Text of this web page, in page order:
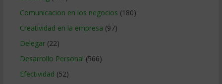
Comunicacion en los negocios (180)
Creatividad en la empresa (97)
Delegar(22)
Desarrollo Personal (566)
Efectividad (52)